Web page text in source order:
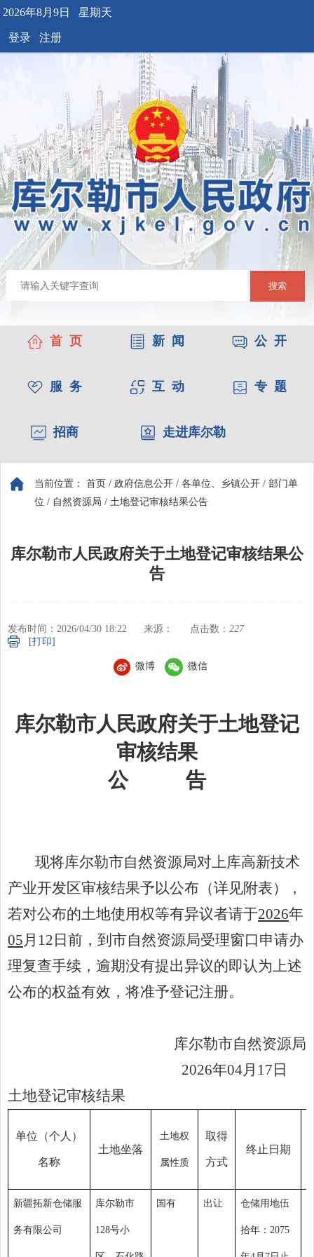
2026年8月9日 星期天
登录 注册
搜索
首 页 新 闻 公 开
服 务 互 动 专 题
招商 走进库尔勒
当前位置： 首页 / 政府信息公开 / 各单位、乡镇公开 / 部门单
位 / 自然资源局 / 土地登记审核结果公告
库尔勒市人民政府关于土地登记审核结果公
告
发布时间：2026/04/30 18:22 来源： 点击数： 227
[打印]
微博 微信
库尔勒市人民政府关于土地登记
审核结果
公
告
现将库尔勒市自然资源局对 上库高新技术
产业开发区审核结果予以公布（详见附表），
若对公布的土地使用权等有异议者请于2026年
05 月 12 日前，到市自然资源局受理窗口申请办
理复查手续，逾期没有提出异议的即认为上述
公布的权益有效，将准予登记注册。
库尔勒市自然资源局
2026年04月 17 日
土地登记审核结果
单位（个人）
名称
土地坐落
土地权
属性质
取得
方式
终止日期
新疆拓新仓储服
务有限公司
库尔勒市
128号小
国有 出让 仓储用地伍
拾年：2075